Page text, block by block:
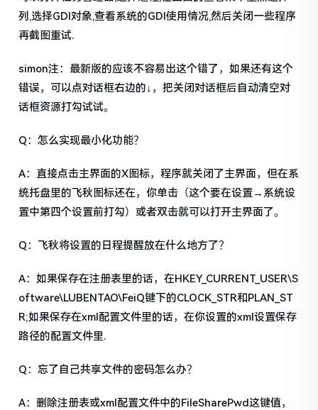
列,选择GDI对象,查看系统的GDI使用情况,然后关闭一些程序
再截图重试.
simon注：最新版的应该不容易出这个错了，如果还有这个
错误，可以点对话框右边的↓，把关闭对话框后自动清空对
话框资源打勾试试。
Q：怎么实现最小化功能？
A：直接点击主界面的X图标，程序就关闭了主界面，但在系
统托盘里的飞秋图标还在，你单击（这个要在设置→系统设
置中第四个设置前打勾）或者双击就可以打开主界面了。
Q：飞秋将设置的日程提醒放在什么地方了？
A：如果保存在注册表里的话，在HKEY_CURRENT_USER\S
oftware\LUBENTAO\FeiQ键下的CLOCK_STR和PLAN_ST
R;如果保存在xml配置文件里的话，在你设置的xml设置保存
路径的配置文件里.
Q：忘了自己共享文件的密码怎么办？
A：删除注册表或xml配置文件中的FileSharePwd这键值，